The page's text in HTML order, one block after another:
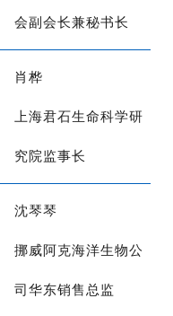
会副会长兼秘书长
肖桦
上海君石生命科学研
究院监事长
沈琴琴
挪威阿克海洋生物公
司华东销售总监